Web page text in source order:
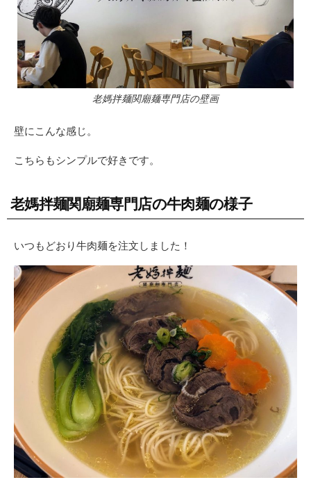
老媽拌麺関廟麺専門店の壁画
壁にこんな感じ。
こちらもシンプルで好きです。
老媽拌麺関廟麺専門店の牛肉麺の様子
いつもどおり牛肉麺を注文しました！